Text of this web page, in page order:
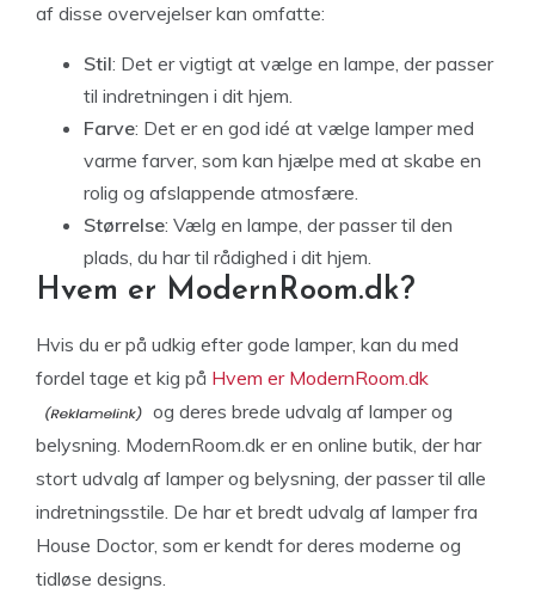
af disse overvejelser kan omfatte:
Stil: Det er vigtigt at vælge en lampe, der passer
til indretningen i dit hjem.
Farve: Det er en god idé at vælge lamper med
varme farver, som kan hjælpe med at skabe en
rolig og afslappende atmosfære.
Størrelse: Vælg en lampe, der passer til den
plads, du har til rådighed i dit hjem.
Hvem er ModernRoom.dk?
Hvis du er på udkig efter gode lamper, kan du med
fordel tage et kig på Hvem er ModernRoom.dk
og deres brede udvalg af lamper og
belysning. ModernRoom.dk er en online butik, der har
stort udvalg af lamper og belysning, der passer til alle
indretningsstile. De har et bredt udvalg af lamper fra
House Doctor, som er kendt for deres moderne og
tidløse designs.